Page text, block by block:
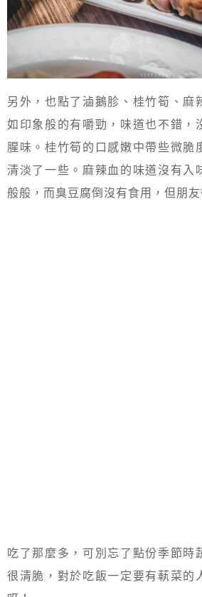
另外，也點了滷鵝胗、桂竹筍、麻
如印象般的有嚼勁，味道也不錯，
腥味。桂竹筍的口感嫩中帶些微脆
清淡了一些。麻辣血的味道沒有入
般般，而臭豆腐倒沒有食用，但朋友
吃了那麼多，可別忘了點份季節時
很清脆，對於吃飯一定要有蓻菜的